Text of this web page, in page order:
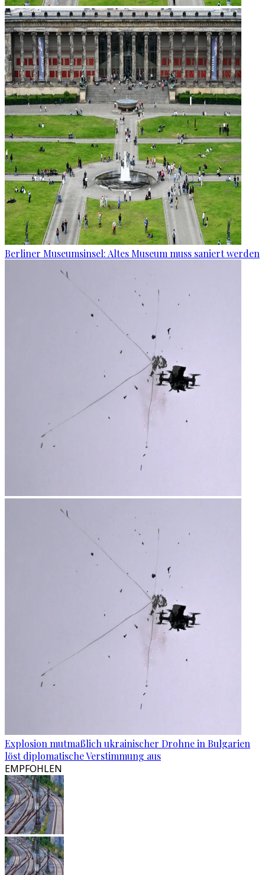
Berliner Museumsinsel: Altes Museum muss saniert werden
Explosion mutmaßlich ukrainischer Drohne in Bulgarien
löst diplomatische Verstimmung aus
EMPFOHLEN